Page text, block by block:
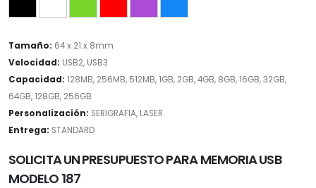
Tamaño: 64 x 21 x 8mm
Velocidad: USB2, USB3
Capacidad: 128MB, 256MB, 512MB, 1GB, 2GB, 4GB, 8GB, 16GB, 32GB,
64GB, 128GB, 256GB
Personalización: SERIGRAFIA, LASER
Entrega: STANDARD
SOLICITA UN PRESUPUESTO PARA MEMORIA USB
MODELO 187